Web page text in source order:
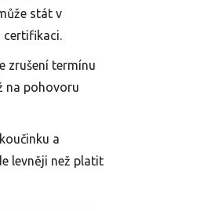
stát v
certifikaci.
zrušení termínu
na pohovoru
a
levněji než platit